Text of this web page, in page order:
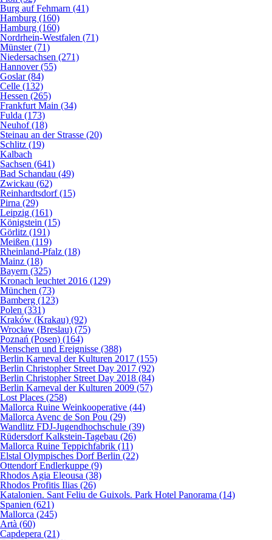
Burg auf Fehmarn (41)
Hamburg (160)
Hamburg (160)
Nordrhein-Westfalen (71)
Münster (71)
Niedersachsen (271)
Hannover (55)
Goslar (84)
Celle (132)
Hessen (265)
Frankfurt Main (34)
Fulda (173)
Neuhof (18)
Steinau an der Strasse (20)
Schlitz (19)
Kalbach
Sachsen (641)
Bad Schandau (49)
Zwickau (62)
Reinhardtsdorf (15)
Pirna (29)
Leipzig (161)
Königstein (15)
Görlitz (191)
Meißen (119)
Rheinland-Pfalz (18)
Mainz (18)
Bayern (325)
Kronach leuchtet 2016 (129)
München (73)
Bamberg (123)
Polen (331)
Kraków (Krakau) (92)
Wrocław (Breslau) (75)
Poznań (Posen) (164)
Menschen und Ereignisse (388)
Berlin Karneval der Kulturen 2017 (155)
Berlin Christopher Street Day 2017 (92)
Berlin Christopher Street Day 2018 (84)
Berlin Karneval der Kulturen 2009 (57)
Lost Places (258)
Mallorca Ruine Weinkooperative (44)
Mallorca Avenc de Son Pou (29)
Wandlitz FDJ-Jugendhochschule (39)
Rüdersdorf Kalkstein-Tagebau (26)
Mallorca Ruine Teppichfabrik (11)
Elstal Olympisches Dorf Berlin (22)
Ottendorf Endlerkuppe (9)
Rhodos Agia Eleousa (38)
Rhodos Profitis Ilias (26)
Katalonien. Sant Feliu de Guixols. Park Hotel Panorama (14)
Spanien (621)
Mallorca (245)
Artà (60)
Capdepera (21)